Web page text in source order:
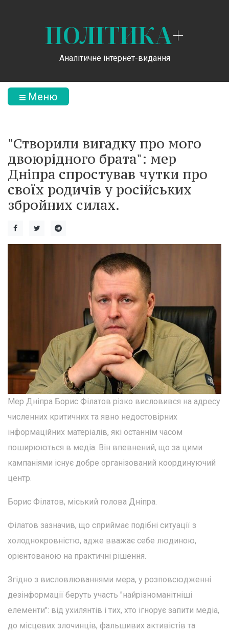
ПОЛІТИКА+
Аналітичне інтернет-видання
Меню
"Створили вигадку про мого
двоюрідного брата": мер
Дніпра спростував чутки про
своїх родичів у російських
збройних силах.
Мер Дніпра Борис Філатов різко висловився на адресу
численних критичних та явно недостовірних
інформаційних матеріалів, які останнім часом
поширюються в медіа. Він впевнений, що за цими
кампаніями існує добре організований координуючий
центр.
Борис Філатов, міський голова Дніпра.
Філатов зазначив, що сприймає подібні ситуації з
холоднокровністю, адже вважає себе людиною,
орієнтованою на практичні рішення.
Згідно з висловлюваннями мера, у розповсюдженні
дезінформації беруть участь "найрізноманітніші
елементи": від ухилянтів і тих, хто ігнорує запити медіа,
до місцевих злочинців, фальшивих активістів та